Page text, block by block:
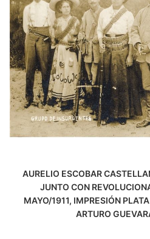
AURELIO ESCOBAR
JUNTO CON
MAYO/1911, IMPRESIÓN
ARTURO